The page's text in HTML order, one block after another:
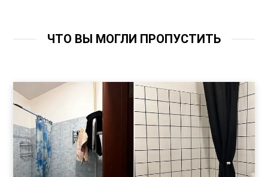
ЧТО ВЫ МОГЛИ ПРОПУСТИТЬ